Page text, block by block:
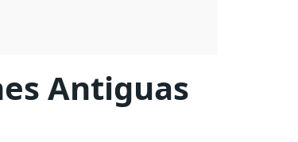
Antiguas